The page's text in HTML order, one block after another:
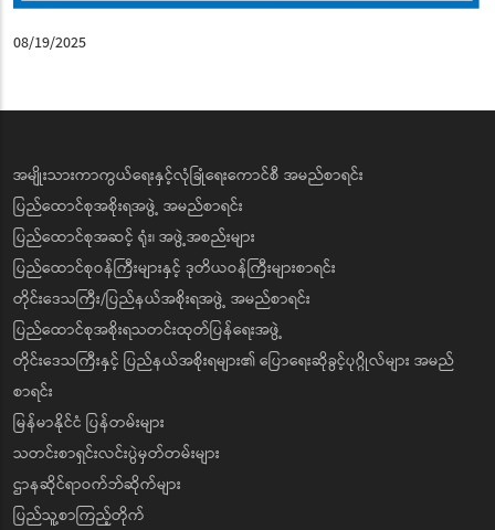
08/19/2025
အမျိုးသားကာကွယ်ရေးနှင့်လုံခြုံရေးကောင်စီ အမည်စာရင်း
ပြည်ထောင်စုအစိုးရအဖွဲ့ အမည်စာရင်း
ပြည်ထောင်စုအဆင့် ရုံး၊ အဖွဲ့အစည်းများ
ပြည်ထောင်စုဝန်ကြီးများနှင့် ဒုတိယဝန်ကြီးများစာရင်း
တိုင်းဒေသကြီး/ပြည်နယ်အစိုးရအဖွဲ့ အမည်စာရင်း
ပြည်ထောင်စုအစိုးရသတင်းထုတ်ပြန်ရေးအဖွဲ့
တိုင်းဒေသကြီးနှင့် ပြည်နယ်အစိုးရများ၏ ပြောရေးဆိုခွင့်ပုဂ္ဂိုလ်များ အမည်
စာရင်း
မြန်မာနိုင်ငံ ပြန်တမ်းများ
သတင်းစာရှင်းလင်းပွဲမှတ်တမ်းများ
ဌာနဆိုင်ရာဝက်ဘ်ဆိုက်များ
ပြည်သူ့စာကြည့်တိုက်